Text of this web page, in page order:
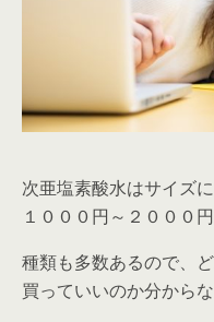
次亜塩素酸水はサイズに
１０００円～２０００
種類も多数あるので、
買っていいのか分からな